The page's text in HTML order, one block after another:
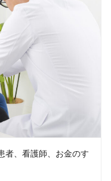
者、看護師、お金のす